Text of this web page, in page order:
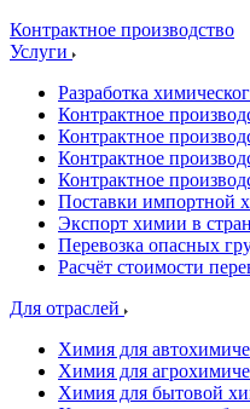
Контрактное производство
Услуги
Разработка
Контрактное
Контрактное
Контрактное
Контрактное
Поставки импортной
Экспорт химии в
Перевозка опасных
Расчёт стоимости
Для отраслей
Химия для
Химия для
Химия для бытовой